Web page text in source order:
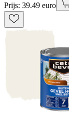
Prijs: 39.49 euro